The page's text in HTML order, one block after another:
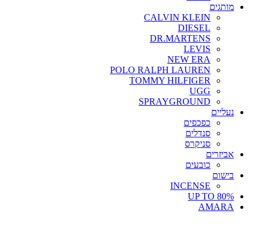
מותגים
CALVIN KLEIN
DIESEL
DR.MARTENS
LEVIS
NEW ERA
POLO RALPH LAUREN
TOMMY HILFIGER
UGG
SPRAYGROUND
נעליים
כפכפים
סנדלים
סניקרס
אביזרים
כובעים
בישום
INCENSE
UP TO 80%
AMARA